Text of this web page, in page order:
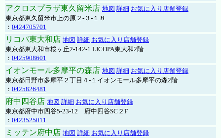
アクロスプラザ東久留米店 地図 詳細 お気に入り店舗登録
東京都東久留米市上の原２-３-１８
： 0424705701
リコパ東大和店 地図 詳細 お気に入り店舗登録
東京都東大和市桜ヶ丘2-142-1 LICOPA東大和2階
： 0425908601
イオンモール多摩平の森店 地図 詳細 お気に入り店舗登録
東京都日野市多摩平２丁目４-１イオンモール多摩平の森2階
： 0425826481
府中四谷店 地図 詳細 お気に入り店舗登録
東京都府中市四谷5-23-12 府中四谷SC２F
： 0423525011
ミッテン府中店 地図 詳細 お気に入り店舗登録